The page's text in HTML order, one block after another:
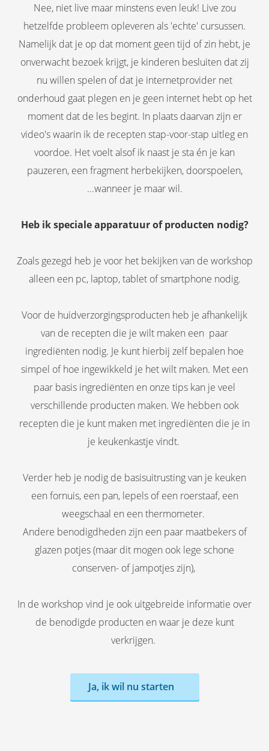
Nee, niet live maar minstens even leuk! Live zou
hetzelfde probleem opleveren als 'echte' cursussen.
Namelijk dat je op dat moment geen tijd of zin hebt, je
onverwacht bezoek krijgt, je kinderen besluiten dat zij
nu willen spelen of dat je internetprovider net
onderhoud gaat plegen en je geen internet hebt op het
moment dat de les begint. In plaats daarvan zijn er
video's waarin ik de recepten stap-voor-stap uitleg en
voordoe. Het voelt alsof ik naast je sta én je kan
pauzeren, een fragment herbekijken, doorspoelen,
...wanneer je maar wil.
Heb ik speciale apparatuur of producten nodig?
Zoals gezegd heb je voor het bekijken van de workshop
alleen een pc, laptop, tablet of smartphone nodig.
Voor de huidverzorgingsproducten heb je afhankelijk
van de recepten die je wilt maken een paar
ingrediënten nodig. Je kunt hierbij zelf bepalen hoe
simpel of hoe ingewikkeld je het wilt maken. Met een
paar basis ingrediënten en onze tips kan je veel
verschillende producten maken. We hebben ook
recepten die je kunt maken met ingrediënten die je in
je keukenkastje vindt.
Verder heb je nodig de basisuitrusting van je keuken
een fornuis, een pan, lepels of een roerstaaf, een
weegschaal en een thermometer.
Andere benodigdheden zijn een paar maatbekers of
glazen potjes (maar dit mogen ook lege schone
conserven- of jampotjes zijn),
In de workshop vind je ook uitgebreide informatie over
de benodigde producten en waar je deze kunt
verkrijgen.
Ja, ik wil nu starten